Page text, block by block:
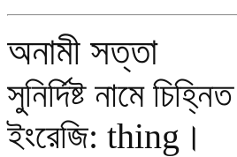
অনামী সত্তা
সুনির্দিষ্ট নামে
ইংরেজি: thing ।